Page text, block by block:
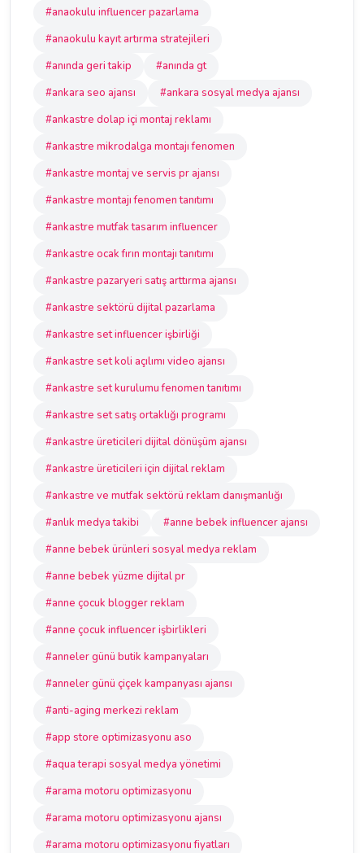
#anaokulu influencer pazarlama
#anaokulu kayıt artırma stratejileri
#anında geri takip
#anında gt
#ankara seo ajansı
#ankara sosyal medya ajansı
#ankastre dolap içi montaj reklamı
#ankastre mikrodalga montajı fenomen
#ankastre montaj ve servis pr ajansı
#ankastre montajı fenomen tanıtımı
#ankastre mutfak tasarım influencer
#ankastre ocak fırın montajı tanıtımı
#ankastre pazaryeri satış arttırma ajansı
#ankastre sektörü dijital pazarlama
#ankastre set influencer işbirliği
#ankastre set koli açılımı video ajansı
#ankastre set kurulumu fenomen tanıtımı
#ankastre set satış ortaklığı programı
#ankastre üreticileri dijital dönüşüm ajansı
#ankastre üreticileri için dijital reklam
#ankastre ve mutfak sektörü reklam danışmanlığı
#anlık medya takibi
#anne bebek influencer ajansı
#anne bebek ürünleri sosyal medya reklam
#anne bebek yüzme dijital pr
#anne çocuk blogger reklam
#anne çocuk influencer işbirlikleri
#anneler günü butik kampanyaları
#anneler günü çiçek kampanyası ajansı
#anti-aging merkezi reklam
#app store optimizasyonu aso
#aqua terapi sosyal medya yönetimi
#arama motoru optimizasyonu
#arama motoru optimizasyonu ajansı
#arama motoru optimizasyonu fiyatları